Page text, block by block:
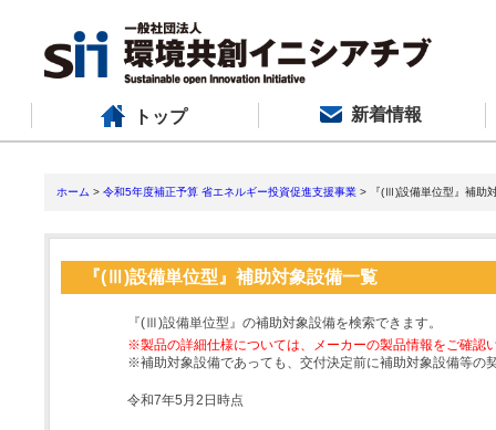
トップ 新着情報
ホーム > 令和5年度補正予算 省エネルギー投資促進支援事業 > 『(Ⅲ)設備単位型』補助
『(Ⅲ)設備単位型』補助対象設備一覧
『(Ⅲ)設備単位型』の補助対象設備を検索できます。
※製品の詳細仕様については、メーカーの製品情報をご確認
※補助対象設備であっても、交付決定前に補助対象設備等の
令和7年5月2日時点